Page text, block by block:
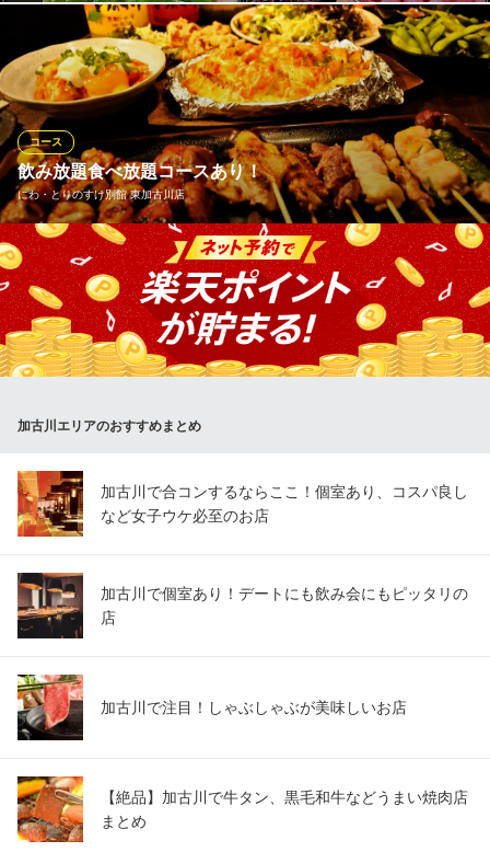
ＪＲ加古川駅 徒歩8分
兵庫県加古川市加古川町寺家町269-1 ニッケパークタウン6番倉庫1F
大人気の焼肉オーダーバイキングは、100分3498円からご用意！
ご予算に応じて選べるプランをご用意しており、特選牛食べ放題
のプレミアムコースも楽しめます。 牛太自慢のカルビや特選プレ
ミアムロース、豚トロなど、種類豊富なお肉を心ゆくまでご堪能
ください。大満足間違いなしの内容です。
焼肉の牛太 播磨町店
食肉卸直営の焼肉店
山陽電鉄本線播磨町駅 徒歩10分
兵庫県加古郡播磨町西野添3-18-11
飲み放題食べ放題コースあり！
にわ・とりのすけ別館 東加古川店
コース
飲み放題食べ放題コース2時間４2００円（税込） 飲み放題コー
ス２時間１９８０円（税込） 飲み放題リーズナブルコー
ス３時間１８００円（税込） 本格焼き鳥と豊富なサイドメニュー
の食べ物、生ビール・酎ハイ・カクテルなどの飲み物、合わせて
３００種類以上のメニューから ２時間 飲み放題食べ放題！！
焼鳥 おでん 鍋
兵庫県加古川市平岡町新在家113-1
加古川エリアのおすすめまとめ
加古川で合コンするならここ！個室あり、コスパ良し
など女子ウケ必至のお店
加古川で個室あり！デートにも飲み会にもピッタリの
店
加古川で注目！しゃぶしゃぶが美味しいお店
【絶品】加古川で牛タン、黒毛和牛などうまい焼肉店
まとめ